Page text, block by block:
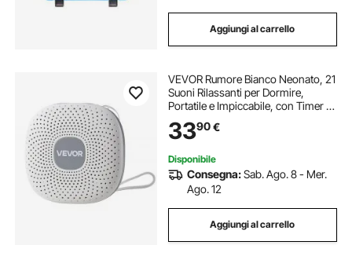
Aggiungi al carrello
VEVOR Rumore Bianco Neonato, 21
Suoni Rilassanti per Dormire,
Portatile e Impiccabile, con Timer di
Spegnimento Automatico, Luce ad
Anello Soffusa e Funzione di
3390€
Disponibile
Consegna:Sab. Ago. 8 - Mer.
Ago. 12
Aggiungi al carrello